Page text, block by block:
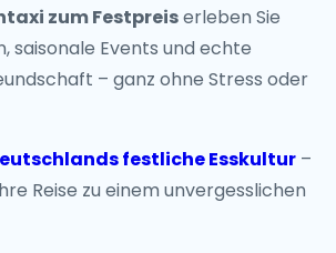
zum Festpreiserleben Sie
saisonale Events und echte
– ganz ohne Stress oder
festliche Esskultur –
Reise zu einem unvergesslichen